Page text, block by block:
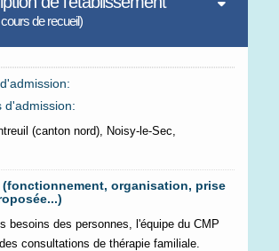
de recueil)
d'admission:
(canton nord), Noisy-le-Sec,
(fonctionnement, organisation, prise
besoins des personnes, l'équipe du CMP
consultations de thérapie familiale.